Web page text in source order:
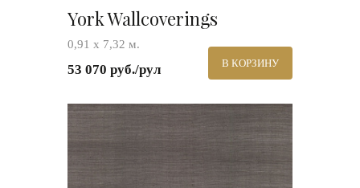
York Wallcoverings
0,91 х 7,32 м.
53 070 руб./рул В КОРЗИНУ